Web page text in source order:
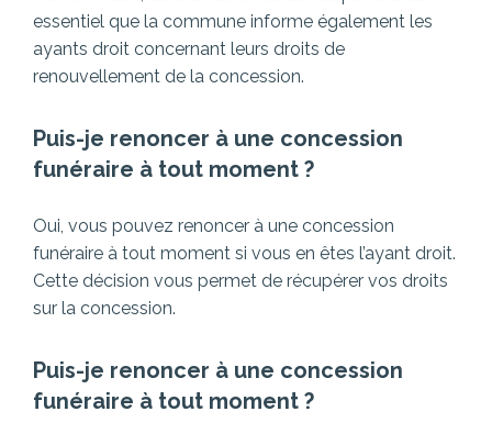
essentiel que la commune informe également les
ayants droit concernant leurs droits de
renouvellement de la concession.
Puis-je renoncer à une concession
funéraire à tout moment ?
Oui, vous pouvez renoncer à une concession
funéraire à tout moment si vous en êtes l’ayant droit.
Cette décision vous permet de récupérer vos droits
sur la concession.
Puis-je renoncer à une concession
funéraire à tout moment ?